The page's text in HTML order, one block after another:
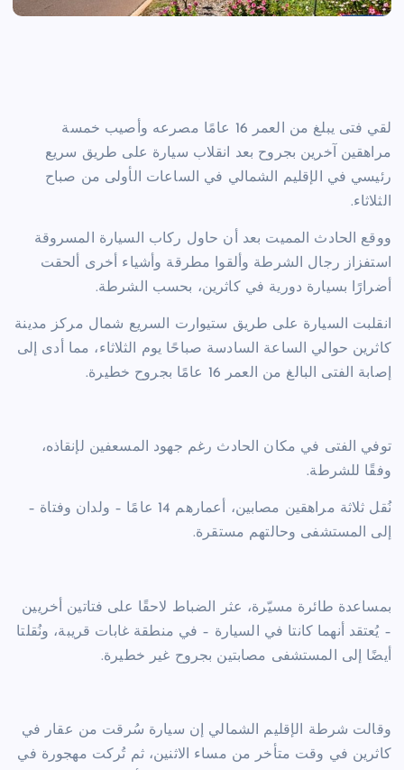
لقي فتى يبلغ من العمر 16 عامًا مصرعه وأصيب خمسة
مراهقين آخرين بجروح بعد انقلاب سيارة على طريق سريع
رئيسي في الإقليم الشمالي في الساعات الأولى من صباح
الثلاثاء.
ووقع الحادث المميت بعد أن حاول ركاب السيارة المسروقة
استفزاز رجال الشرطة وألقوا مطرقة وأشياء أخرى ألحقت
أضرارًا بسيارة دورية في كاثرين، بحسب الشرطة.
انقلبت السيارة على طريق ستيوارت السريع شمال مركز مدينة
كاثرين حوالي الساعة السادسة صباحًا يوم الثلاثاء، مما أدى إلى
إصابة الفتى البالغ من العمر 16 عامًا بجروح خطيرة.
توفي الفتى في مكان الحادث رغم جهود المسعفين لإنقاذه،
وفقًا للشرطة.
نُقل ثلاثة مراهقين مصابين، أعمارهم 14 عامًا – ولدان وفتاة –
إلى المستشفى وحالتهم مستقرة.
بمساعدة طائرة مسيّرة، عثر الضباط لاحقًا على فتاتين أخريين
– يُعتقد أنهما كانتا في السيارة – في منطقة غابات قريبة، ونُقلتا
أيضًا إلى المستشفى مصابتين بجروح غير خطيرة.
وقالت شرطة الإقليم الشمالي إن سيارة سُرقت من عقار في
كاثرين في وقت متأخر من مساء الاثنين، ثم تُركت مهجورة في